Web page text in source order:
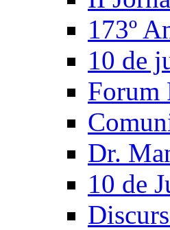
173º
10 de
Forum
Dr.
10 de